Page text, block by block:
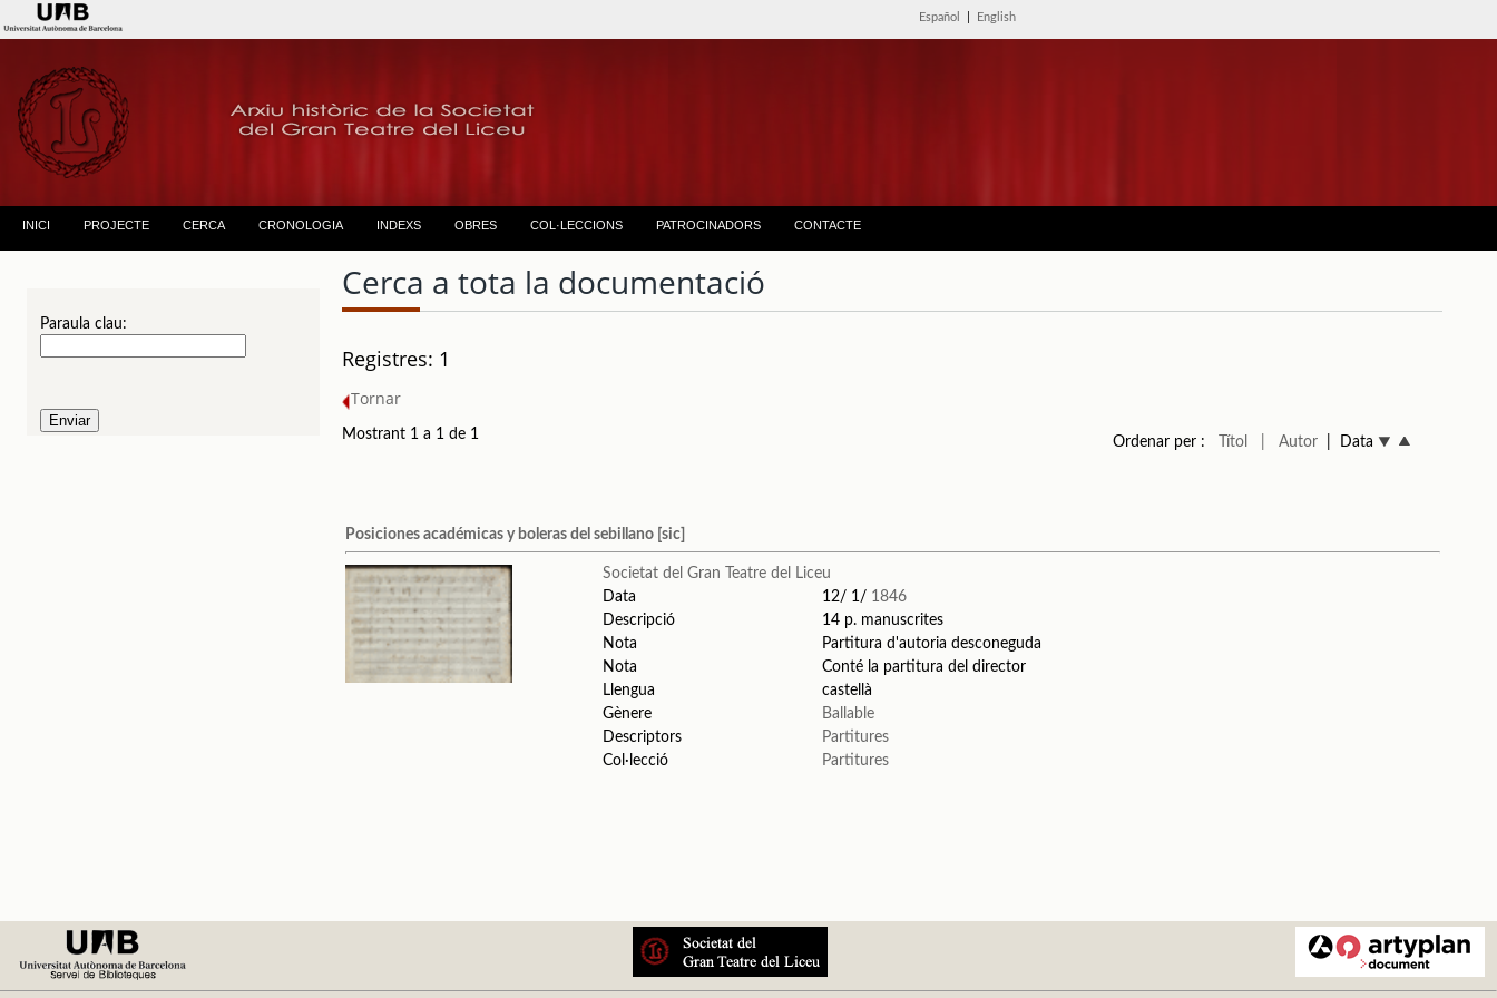
Español English
INICI PROJECTE CERCA CRONOLOGIA INDEXS OBRES COL·LECCIONS PATROCINADORS CONTACTE
Paraula clau:
Cerca a tota la documentació
Registres: 1
Tornar
Mostrant 1 a 1 de 1 Ordenar per : Títol | Autor| Data
Posiciones académicas y boleras del sebillano [sic]
Societat del Gran Teatre del Liceu
Data
12/ 1/ 1846
Descripció
14 p. manuscrites
Nota
Partitura d'autoria desconeguda
Nota
Conté la partitura del director
Llengua
castellà
Gènere
Ballable
Descriptors
Partitures
Col·lecció
Partitures